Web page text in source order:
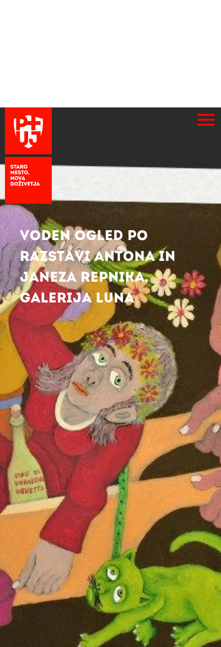
VODEN OGLED PO
RAZSTAVI ANTONA IN
JANEZA REPNIKA,
GALERIJA LUNA